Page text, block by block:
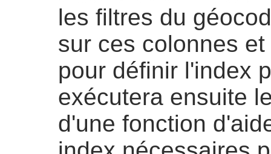
les filtres du
sur ces colonnes
pour définir l'index
exécutera ensuite
d'une fonction